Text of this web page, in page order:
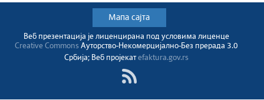
Мапа сајта
Веб презентација jе лиценциранa под условима лиценце
Creative CommonsАуторство-Некомерцијално-Без прерада 3.0
Србија; Веб пројекатefaktura.gov.rs